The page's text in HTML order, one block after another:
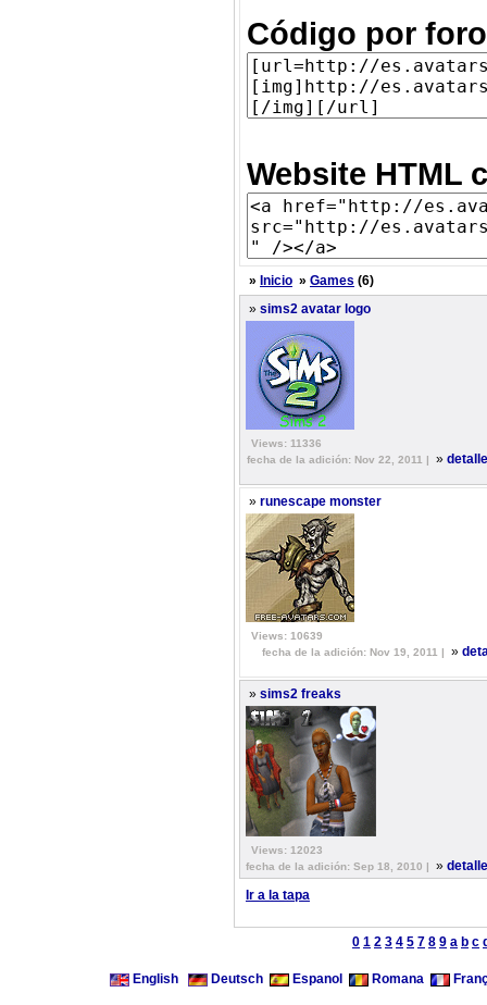
Código por
Website HTML
» Inicio » Games (6)
» sims2 avatar logo
Views: 11336
fecha de la adición: Nov 22, 2011 |
»
» runescape monster
Views: 10639
fecha de la adición: Nov 19, 2011 |
»
» sims2 freaks
Views: 12023
fecha de la adición: Sep 18, 2010 |
»
Ir a la tapa
0 1 2 3 4 5 7 8 9 a b c
English Deutsch Espanol Romana